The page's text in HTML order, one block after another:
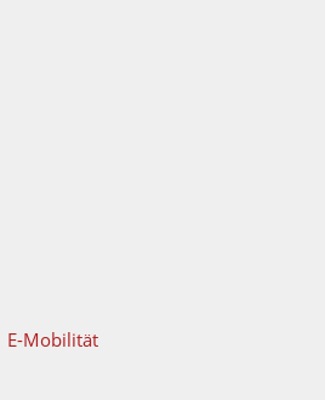
E-Mobilität